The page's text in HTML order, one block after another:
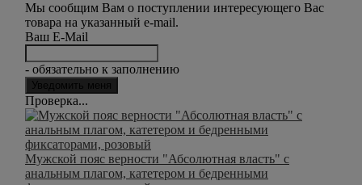
Мы сообщим Вам о поступлении интересующего Вас
товара на указанный e-mail.
Ваш E-Mail
- обязательно к заполнению
Проверка...
Мужской пояс верности "Абсолютная власть" с
анальным плагом, катетером и бедренными